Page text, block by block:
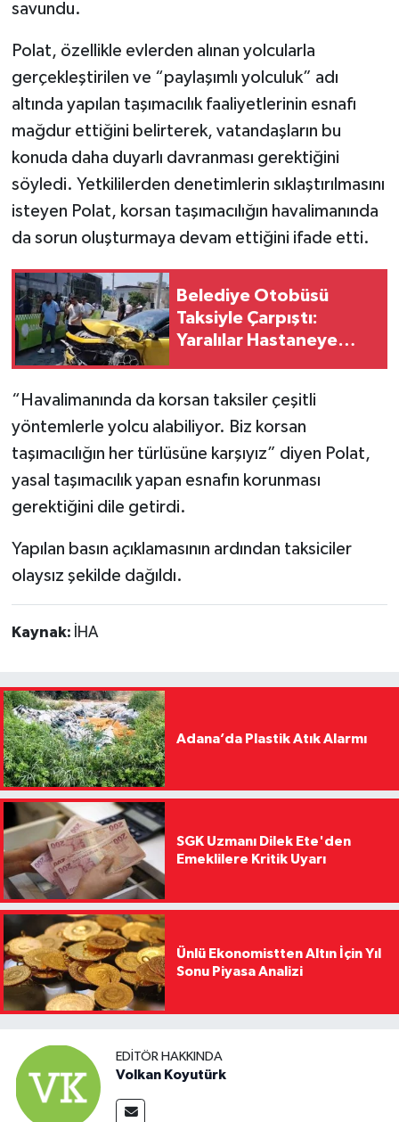
savundu.
Polat, özellikle evlerden alınan yolcularla
gerçekleştirilen ve “paylaşımlı yolculuk” adı
altında yapılan taşımacılık faaliyetlerinin esnafı
mağdur ettiğini belirterek, vatandaşların bu
konuda daha duyarlı davranması gerektiğini
söyledi. Yetkililerden denetimlerin sıklaştırılmasını
isteyen Polat, korsan taşımacılığın havalimanında
da sorun oluşturmaya devam ettiğini ifade etti.
Belediye Otobüsü
Taksiyle Çarpıştı:
Yaralılar Hastaneye
“Havalimanında da korsan taksiler çeşitli
yöntemlerle yolcu alabiliyor. Biz korsan
taşımacılığın her türlüsüne karşıyız” diyen Polat,
yasal taşımacılık yapan esnafın korunması
gerektiğini dile getirdi.
Yapılan basın açıklamasının ardından taksiciler
olaysız şekilde dağıldı.
Kaynak: İHA
Adana’da Plastik Atık Alarmı
SGK Uzmanı Dilek Ete'den
Emeklilere Kritik Uyarı
Ünlü Ekonomistten Altın İçin Yıl
Sonu Piyasa Analizi
EDITÖR HAKKINDA
Volkan Koyutürk